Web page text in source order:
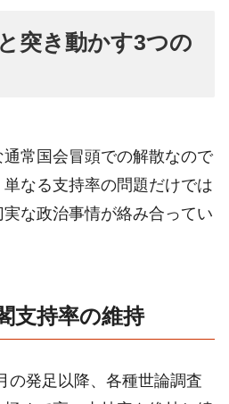
突き動かす3つの
常国会冒頭での解散なので
なる支持率の問題だけでは
な政治事情が絡み合ってい
支持率の維持
の発足以降、各種世論調査